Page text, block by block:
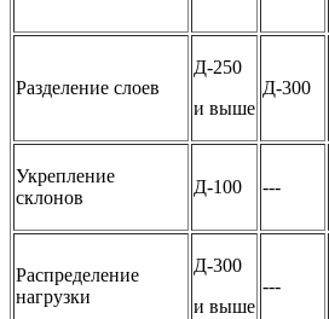
Разделение слоев
Д-250
и выше
Д-300
Укрепление
склонов
Д-100 ---
Распределение
нагрузки
Д-300
и выше
---